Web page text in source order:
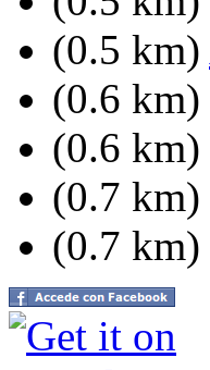
(0.5 km)
(0.6 km)
(0.6 km)
(0.7 km)
(0.7 km)